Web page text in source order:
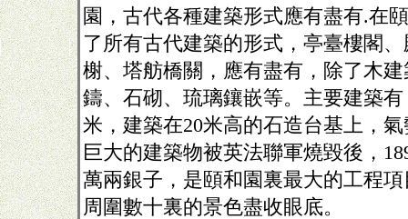
園，古代各種建築形式應有盡有.在
了所有古代建築的形式，亭臺樓閣
榭、塔舫橋關，應有盡有，除了木
鑄、石砌、琉璃鑲嵌等。主要建築
米，建築在20米高的石造台基上，
巨大的建築物被英法聯軍燒毀後，
萬兩銀子，是頤和園裏最大的工程
周圍數十裏的景色盡收眼底。